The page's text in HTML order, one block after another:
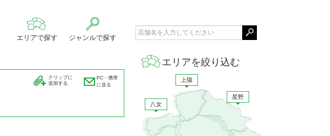
エリアで探す ジャンルで探す
クリップに
追加する
PC・携帯
に送る
エリアを絞り込む
八女
上陽
星野